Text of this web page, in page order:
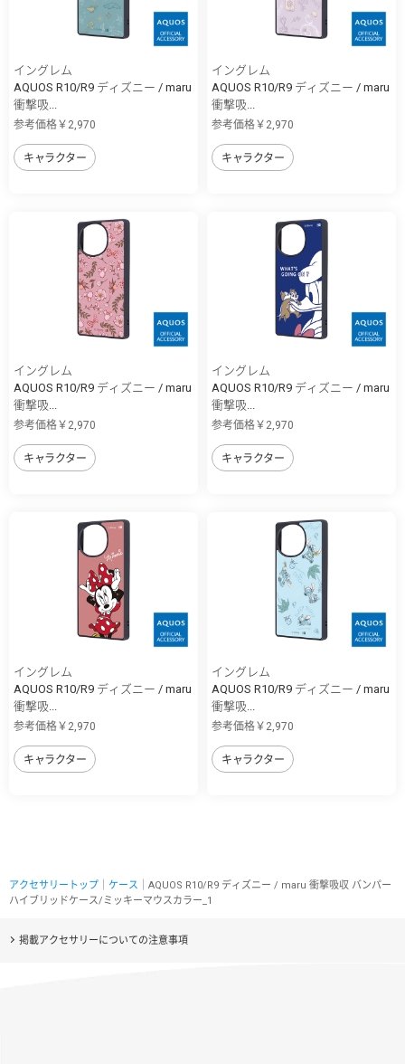
イングレム
AQUOS R10/R9 ディズニー / maru
衝撃吸...
参考価格￥2,970
キャラクター
イングレム
AQUOS R10/R9 ディズニー / maru
衝撃吸...
参考価格￥2,970
キャラクター
イングレム
AQUOS R10/R9 ディズニー / maru
衝撃吸...
参考価格￥2,970
キャラクター
イングレム
AQUOS R10/R9 ディズニー / maru
衝撃吸...
参考価格￥2,970
キャラクター
イングレム
AQUOS R10/R9 ディズニー / maru
衝撃吸...
参考価格￥2,970
キャラクター
イングレム
AQUOS R10/R9 ディズニー / maru
衝撃吸...
参考価格￥2,970
キャラクター
アクセサリートップ ケース ｜AQUOS R10/R9 ディズニー / maru 衝撃吸収 バンパー
ハイブリッドケース/ミッキーマウスカラー_1
掲載アクセサリーについての注意事項